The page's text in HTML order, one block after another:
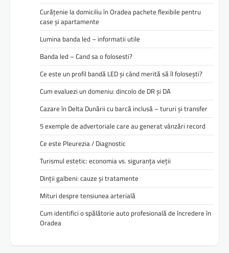
Curățenie la domiciliu în Oradea pachete flexibile pentru
case și apartamente
Lumina banda led – informatii utile
Banda led – Cand sa o folosesti?
Ce este un profil bandă LED și când merită să îl folosești?
Cum evaluezi un domeniu: dincolo de DR și DA
Cazare în Delta Dunării cu barcă inclusă – tururi și transfer
5 exemple de advertoriale care au generat vânzări record
Ce este Pleurezia / Diagnostic
Turismul estetic: economia vs. siguranța vieții
Dinții galbeni: cauze și tratamente
Mituri despre tensiunea arterială
Cum identifici o spălătorie auto profesională de încredere în
Oradea